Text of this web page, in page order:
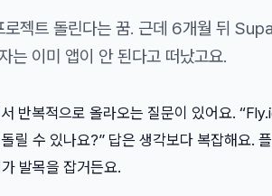
젝트 돌린다는 꿈. 근데 6개월 뒤
는 이미 앱이 안 된다고 떠났고요.
반복적으로 올라오는 질문이 있어요.
릴 수 있나요?” 답은 생각보다 복잡해요.
발목을 잡거든요.